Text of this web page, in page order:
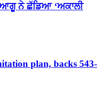
ਆਗੂ ਨੇ ਛੱਡਿਆ ‘ਅਕਾਲੀ
plan, backs 543-